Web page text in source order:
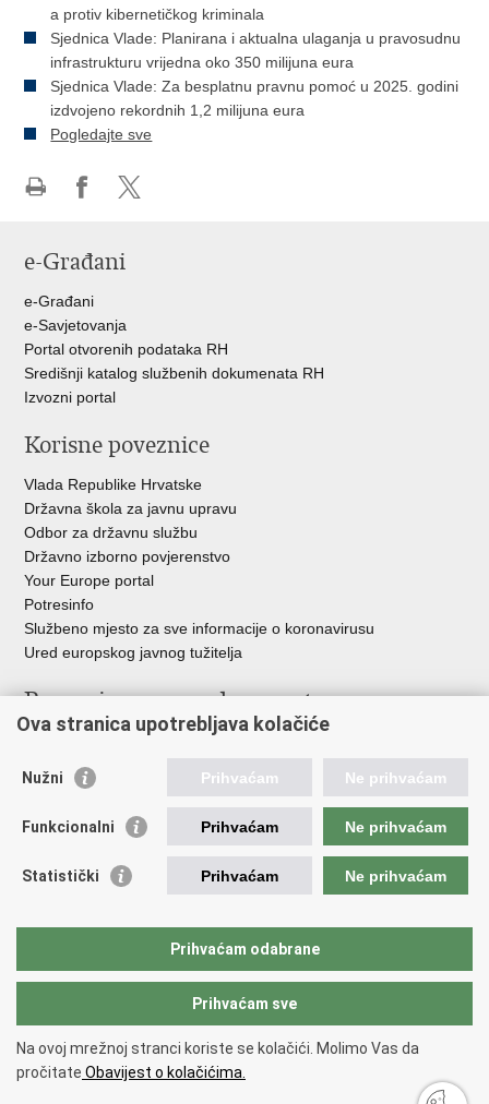
a protiv kibernetičkog kriminala
Sjednica Vlade: Planirana i aktualna ulaganja u pravosudnu
infrastrukturu vrijedna oko 350 milijuna eura
Sjednica Vlade: Za besplatnu pravnu pomoć u 2025. godini
izdvojeno rekordnih 1,2 milijuna eura
Pogledajte sve
FacebookuTwitteru
e-Građani
e-Građani
e-Savjetovanja
Portal otvorenih podataka RH
Središnji katalog službenih dokumenata RH
Izvozni portal
Korisne poveznice
Vlada Republike Hrvatske
Državna škola za javnu upravu
Odbor za državnu službu
Državno izborno povjerenstvo
Your Europe portal
Potresinfo
Službeno mjesto za sve informacije o koronavirusu
Ured europskog javnog tužitelja
Poveznice pravosudnog sustava
Državno odvjetništvo
Ured za suzbijanje korupcije i organiziranog kriminaliteta
Državnoodvjetničko vijeće
Hrvatska odvjetnička komora
Europski pravosudni portal
Copyright © 2026 Ministarstvo pravosuđa, uprave i digitalne
transformacije Republike Hrvatske.
pristupačnosti.
Ova stranica upotrebljava kolačiće
Nužni Prihvaćam Ne prihvaćam
Funkcionalni Prihvaćam Ne prihvaćam
Statistički Prihvaćam Ne prihvaćam
Prihvaćam odabrane
Prihvaćam sve
Na ovoj mrežnoj stranci koriste se kolačići. Molimo Vas da
pročitate Obavijest o kolačićima.